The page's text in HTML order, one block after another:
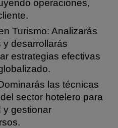
operaciones,
Turismo: Analizarás
desarrollarás
estrategias efectivas
las técnicas
sector hotelero para
y gestionar